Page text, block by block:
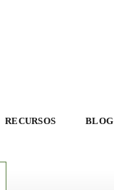
RECURSOS BLOG